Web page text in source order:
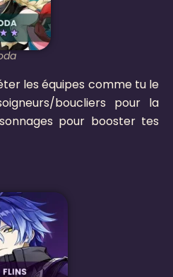
les équipes comme tu le
boucliers pour la
pour booster tes